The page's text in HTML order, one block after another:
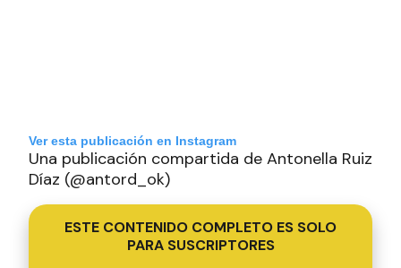
Ver esta publicación en Instagram
Una publicación compartida de Antonella Ruiz
Díaz (@antord_ok)
ESTE CONTENIDO COMPLETO ES SOLO
PARA SUSCRIPTORES